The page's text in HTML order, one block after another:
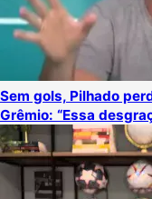
Sem gols, Pilhado
Grêmio: “Essa